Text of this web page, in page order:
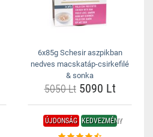
6x85g Schesir aszpikban
nedves macskatáp-csirkefilé
& sonka
5050 Lt5090 Lt
ÚJDONSÁG KEDVEZMÉNY